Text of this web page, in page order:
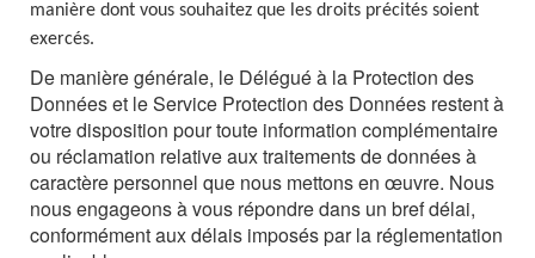
manière dont vous souhaitez que les droits précités soient
exercés.
De manière générale, le Délégué à la Protection des
Données et le Service Protection des Données restent à
votre disposition pour toute information complémentaire
ou réclamation relative aux traitements de données à
caractère personnel que nous mettons en œuvre. Nous
nous engageons à vous répondre dans un bref délai,
conformément aux délais imposés par la réglementation